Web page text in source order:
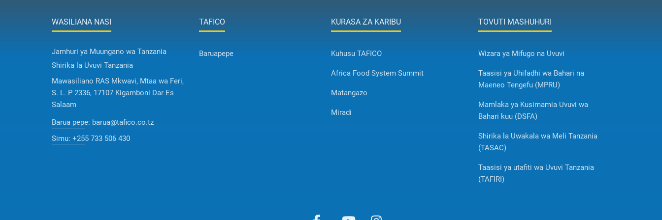
WASILIANA NASI
Jamhuri ya Muungano wa Tanzania
Shirika la Uvuvi Tanzania
Mawasiliano RAS Mkwavi, Mtaa wa Feri,
S. L. P 2336, 17107 Kigamboni Dar Es
Salaam
Barua pepe: barua@tafico.co.tz
Simu: +255 733 506 430
TAFICO
Baruapepe
KURASA ZA KARIBU
Kuhusu TAFICO
Africa Food System Summit
Matangazo
Miradi
TOVUTI MASHUHURI
Wizara ya Mifugo na Uvuvi
Taasisi ya Uhifadhi wa Bahari na
Maeneo Tengefu (MPRU)
Mamlaka ya Kusimamia Uvuvi wa
Bahari kuu (DSFA)
Shirika la Uwakala wa Meli Tanzania
(TASAC)
Taasisi ya utafiti wa Uvuvi Tanzania
(TAFIRI)